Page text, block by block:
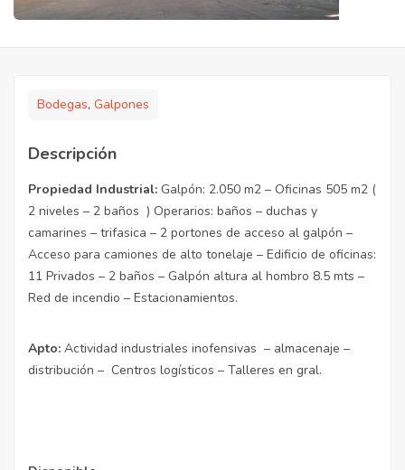
Bodegas, Galpones
Descripción
Propiedad Industrial: Galpón: 2.050 m2 – Oficinas 505 m2 (
2 niveles – 2 baños ) Operarios: baños – duchas y
camarines – trifasica – 2 portones de acceso al galpón –
Acceso para camiones de alto tonelaje – Edificio de oficinas:
11 Privados – 2 baños – Galpón altura al hombro 8.5 mts –
Red de incendio – Estacionamientos.
Apto: Actividad industriales inofensivas – almacenaje –
distribución – Centros logísticos – Talleres en gral.